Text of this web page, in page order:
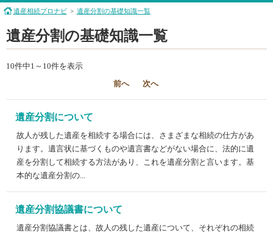
遺産相続プロナビ 遺産分割の基礎知識一覧
遺産分割の基礎知識一覧
10件中1～10件を表示
前へ 次へ
遺産分割について
故人が残した遺産を相続する場合には、さまざまな相続の仕方があ
ります。遺言状に基づくものや遺言書などがない場合に、法的に遺
産を分割して相続する方法があり、これを遺産分割と言います。基
本的な遺産分割の...
遺産分割協議書について
遺産分割協議書とは、故人の残した遺産について、それぞれの相続